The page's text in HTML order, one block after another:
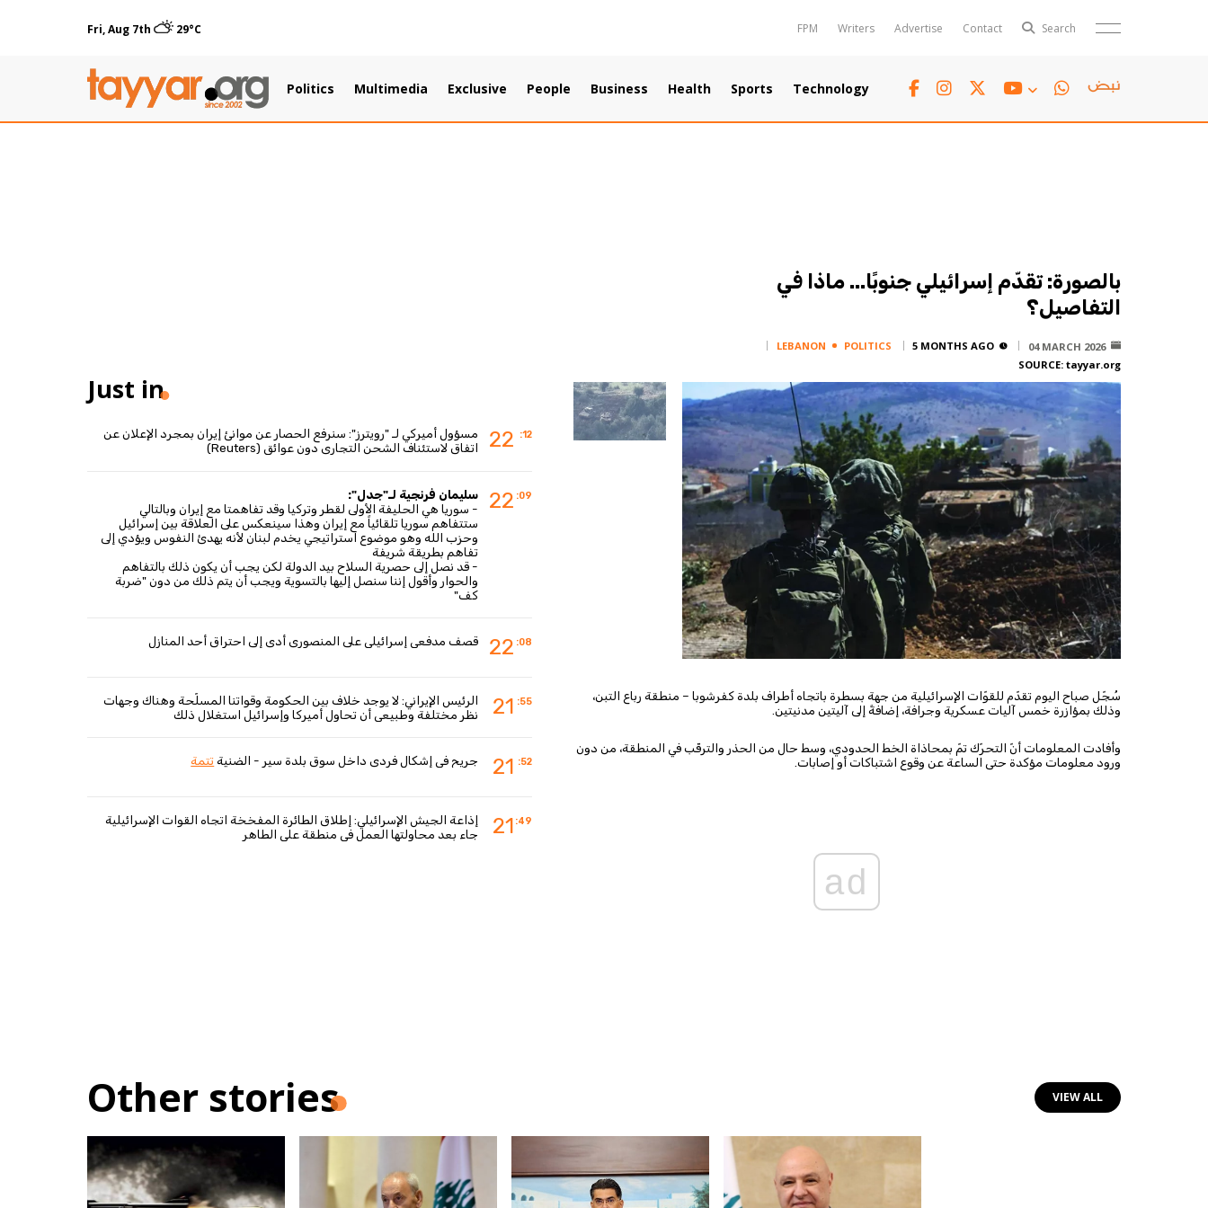
Fri, Aug 7th 29°C FPM Writers Advertise Contact Search
Polls
Politics Multimedia Exclusive People Business Health Sports Technology
TTV
بالصورة: تقدّم إسرائيلي جنوبًا... ماذا في
التفاصيل؟
04 MARCH 2026
5 MONTHS AGO
LEBANON
POLITICS
SOURCE: tayyar.org
سُجّل صباح اليوم تقدّم للقوّات الإسرائيلية من جهة بسطرة باتجاه أطراف بلدة كفرشوبا – منطقة رباع التبن،
وذلك بمؤازرة خمس آليات عسكرية وجرافة، إضافةً إلى آليتين مدنيتين.
وأفادت المعلومات أنّ التحرّك تمّ بمحاذاة الخط الحدودي، وسط حال من الحذر والترقّب في المنطقة، من دون
ورود معلومات مؤكدة حتى الساعة عن وقوع اشتباكات أو إصابات.
ad
Just in
22 :12
مسؤول أميركي لـ "رويترز": سنرفع الحصار عن موانئ إيران بمجرد الإعلان عن
اتفاق لاستئناف الشحن التجاري دون عوائق (Reuters)
22 :09
سليمان فرنجية لـ"جدل":
- سوريا هي الحليفة الأولى لقطر وتركيا وقد تفاهمتا مع إيران وبالتالي
ستتفاهم سوريا تلقائياً مع إيران وهذا سينعكس على العلاقة بين إسرائيل
وحزب الله وهو موضوع استراتيجي يخدم لبنان لأنه يهدئ النفوس ويؤدي إلى
تفاهم بطريقة شريفة
- قد نصل إلى حصرية السلاح بيد الدولة لكن يجب أن يكون ذلك بالتفاهم
والحوار وأقول إننا سنصل إليها بالتسوية ويجب أن يتم ذلك من دون "ضربة
كف"
22 :08 قصف مدفعي إسرائيلي على المنصوري أدى إلى احتراق أحد المنازل
21 :55
الرئيس الإيراني: لا يوجد خلاف بين الحكومة وقواتنا المسلّحة وهناك وجهات
نظر مختلفة وطبيعي أن تحاول أميركا وإسرائيل استغلال ذلك
21 :52 جريح في إشكال فردي داخل سوق بلدة سير - الضنيةتتمة
21 :49
إذاعة الجيش الإسرائيلي: إطلاق الطائرة المفخخة اتجاه القوات الإسرائيلية
جاء بعد محاولتها العمل في منطقة علي الطاهر
Other stories VIEW ALL